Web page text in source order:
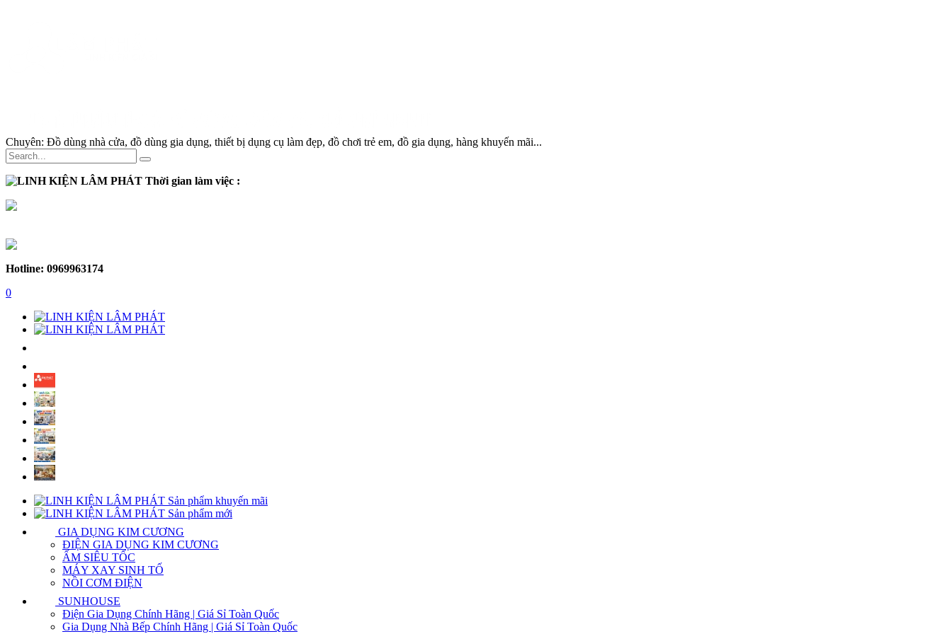
Chuyên: Đồ dùng nhà cửa, đồ dùng gia dụng, thiết bị dụng cụ làm đẹp, đồ chơi trẻ em, đồ gia dụng, hàng khuyến mãi...
Thời gian làm việc :
Hotline: 0969963174
0
Sản phẩm khuyến mãi
Sản phẩm mới
GIA DỤNG KIM CƯƠNG
ĐIỆN GIA DỤNG KIM CƯƠNG
ẤM SIÊU TỐC
MÁY XAY SINH TỐ
NỒI CƠM ĐIỆN
SUNHOUSE
Điện Gia Dụng Chính Hãng | Giá Sỉ Toàn Quốc
Gia Dụng Nhà Bếp Chính Hãng | Giá Sỉ Toàn Quốc